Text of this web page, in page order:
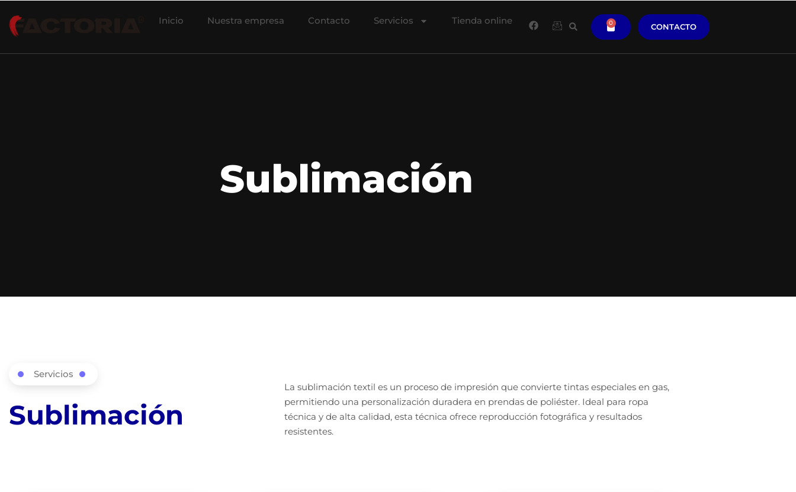
Inicio Nuestra empresa Contacto Servicios Tienda online 0 CONTACTO
Sublimación
Servicios
Sublimación
La sublimación textil es un proceso de impresión que convierte tintas especiales en gas,
permitiendo una personalización duradera en prendas de poliéster. Ideal para ropa
técnica y de alta calidad, esta técnica ofrece reproducción fotográfica y resultados
resistentes.